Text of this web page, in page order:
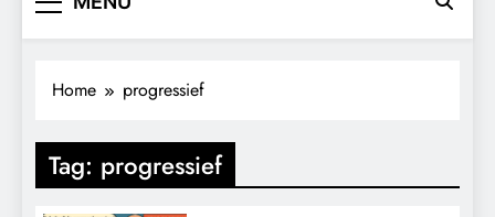
Home progressief
Tag: progressief